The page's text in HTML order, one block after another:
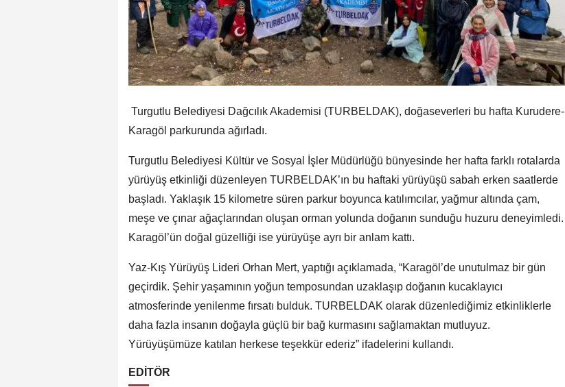
Turgutlu Belediyesi Dağcılık Akademisi (TURBELDAK), doğaseverleri bu hafta Kurudere-
Karagöl parkurunda ağırladı.
Turgutlu Belediyesi Kültür ve Sosyal İşler Müdürlüğü bünyesinde her hafta farklı rotalarda
yürüyüş etkinliği düzenleyen TURBELDAK’ın bu haftaki yürüyüşü sabah erken saatlerde
başladı. Yaklaşık 15 kilometre süren parkur boyunca katılımcılar, yağmur altında çam,
meşe ve çınar ağaçlarından oluşan orman yolunda doğanın sunduğu huzuru deneyimledi.
Karagöl’ün doğal güzelliği ise yürüyüşe ayrı bir anlam kattı.
Yaz-Kış Yürüyüş Lideri Orhan Mert, yaptığı açıklamada, “Karagöl’de unutulmaz bir gün
geçirdik. Şehir yaşamının yoğun temposundan uzaklaşıp doğanın kucaklayıcı
atmosferinde yenilenme fırsatı bulduk. TURBELDAK olarak düzenlediğimiz etkinliklerle
daha fazla insanın doğayla güçlü bir bağ kurmasını sağlamaktan mutluyuz.
Yürüyüşümüze katılan herkese teşekkür ederiz” ifadelerini kullandı.
EDİTÖR